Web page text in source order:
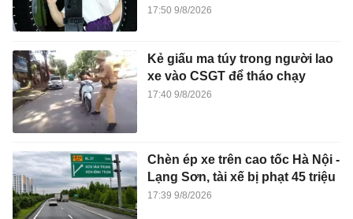
17:50 9/8/2026
Kẻ giấu ma túy trong người lao
xe vào CSGT để tháo chạy
17:40 9/8/2026
Chèn ép xe trên cao tốc Hà Nội -
Lạng Sơn, tài xế bị phạt 45 triệu
17:39 9/8/2026